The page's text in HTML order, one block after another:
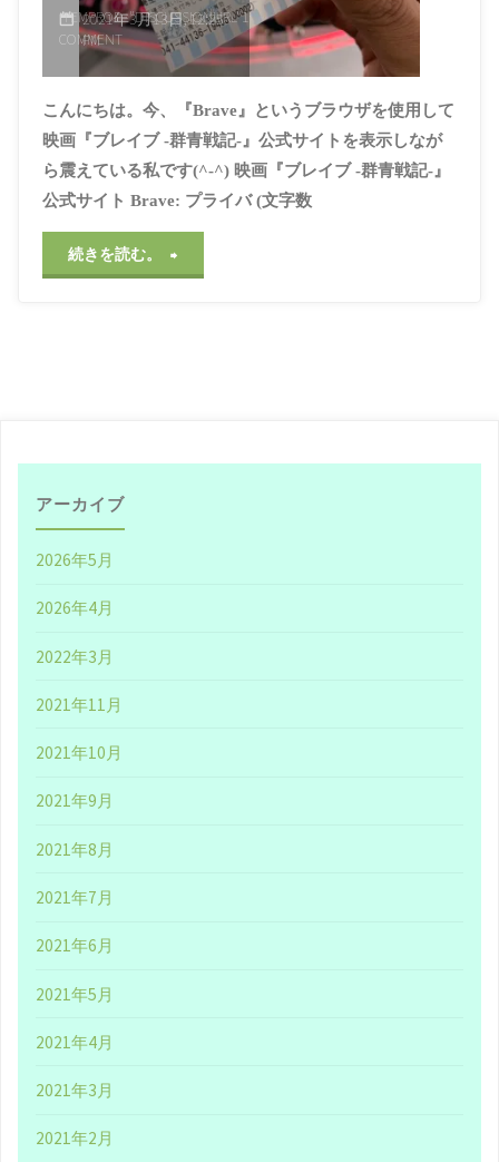
2021年3月13日, 12:25
PM
ITEMPROP="DISCUSSIONURL"1
COMMENT
こんにちは。今、『Brave』というブラウザを使用して
映画『ブレイブ -群青戦記-』公式サイトを表示しなが
ら震えている私です(^-^) 映画『ブレイブ -群青戦記-』
公式サイト Brave: プライバ (文字数
続きを読む。 "【や
アーカイブ
2026年5月
2026年4月
2022年3月
2021年11月
2021年10月
2021年9月
2021年8月
2021年7月
2021年6月
2021年5月
2021年4月
2021年3月
2021年2月